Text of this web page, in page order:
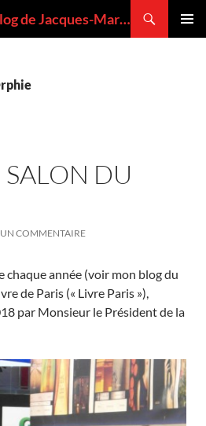
VOLCANMANIA : le blog de Jacques-Marie BARDINTZEFF, volcanologue
DU
UN COMMENTAIRE
chaque année (voir mon blog du
de Paris (« Livre Paris »),
par Monsieur le Président de la